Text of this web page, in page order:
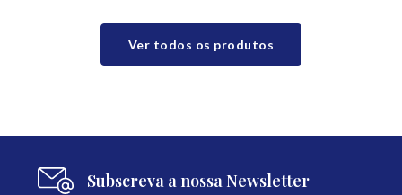
Ver todos os produtos
Subscreva a nossa Newsletter